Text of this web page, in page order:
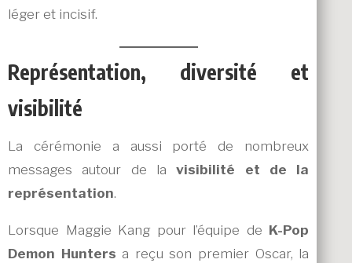
léger et incisif.
Représentation, diversité et
visibilité
La cérémonie a aussi porté de nombreux
messages autour de lavisibilité et de la
représentation.
Lorsque Maggie Kang pour l’équipe de K-Pop
Demon Hunters a reçu son premier Oscar, la